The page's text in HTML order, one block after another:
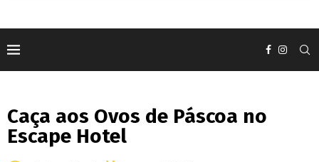
Caça aos Ovos de Páscoa no
Escape Hotel